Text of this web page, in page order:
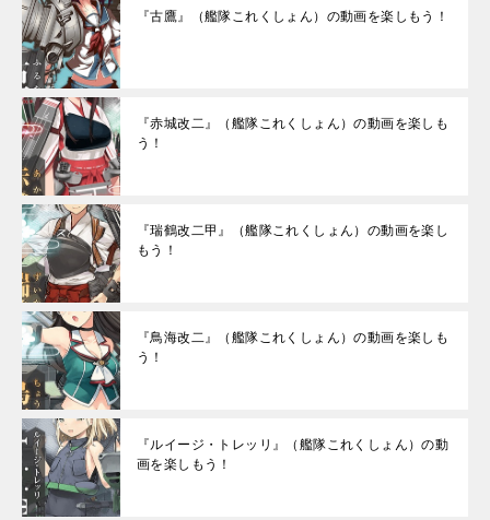
『古鷹』（艦隊これくしょん）の動画を楽しもう！
『赤城改二』（艦隊これくしょん）の動画を楽しも
う！
『瑞鶴改二甲』（艦隊これくしょん）の動画を楽し
もう！
『鳥海改二』（艦隊これくしょん）の動画を楽しも
う！
『ルイージ・トレッリ』（艦隊これくしょん）の動
画を楽しもう！